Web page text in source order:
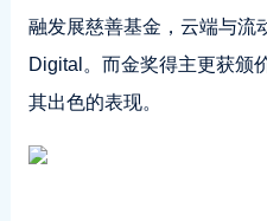
融发展慈善基金，云端与流
Digital。而金奖得主更获颁
其出色的表现。